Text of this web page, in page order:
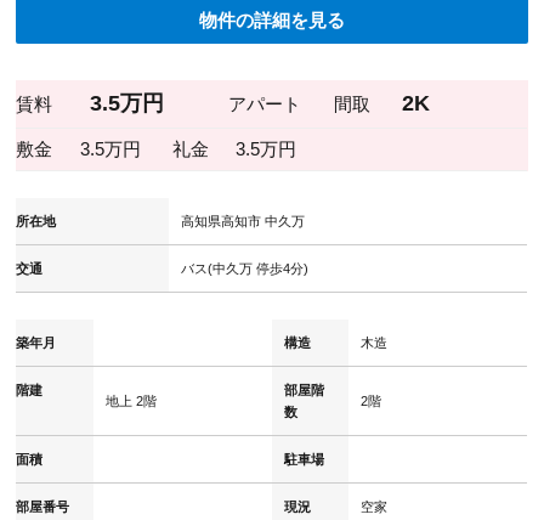
物件の詳細を見る
賃料 3.5万円 アパート 間取 2K
敷金 3.5万円 礼金 3.5万円
所在地 高知県高知市 中久万
交通 バス(中久万 停歩4分)
築年月 構造 木造
階建
地上 2階
部屋階
数
2階
面積 駐車場
部屋番号 現況 空家